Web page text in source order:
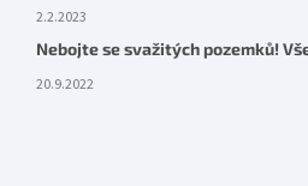
2.2.2023
Nebojte se svažitých pozemků!
20.9.2022